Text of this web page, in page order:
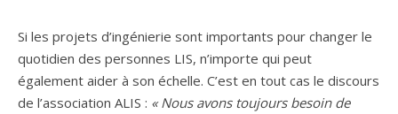
Si les projets d’ingénierie sont importants pour changer le
quotidien des personnes LIS, n’importe qui peut
également aider à son échelle. C’est en tout cas le discours
de l’association ALIS : « Nous avons toujours besoin de